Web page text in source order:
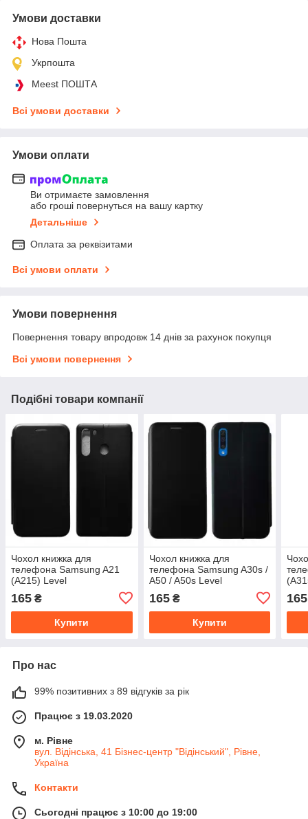
Умови доставки
Нова Пошта
Укрпошта
Meest ПОШТА
Всі умови доставки
Умови оплати
Ви отримаєте замовлення
або гроші повернуться на вашу картку
Детальніше
Оплата за реквізитами
Всі умови оплати
Умови повернення
Повернення товару впродовж 14 днів за рахунок покупця
Всі умови повернення
Подібні товари компанії
Чохол книжка для
телефона Samsung A21
(A215) Level
165 ₴
Купити
Чохол книжка для
телефона Samsung A30s /
A50 / A50s Level
165₴
Купити
165
Про нас
99% позитивних з 89 відгуків за рік
Працює з 19.03.2020
м. Рівне
вул. Відінська, 41 Бізнес-центр "Відінський", Рівне,
Україна
Контакти
Сьогодні працює з 10:00 до 19:00